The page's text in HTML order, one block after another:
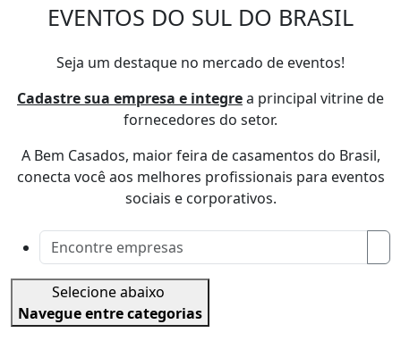
EVENTOS DO SUL DO BRASIL
Seja um destaque no mercado de eventos!
Cadastre sua empresa e integrea principal vitrine de
fornecedores do setor.
A Bem Casados, maior feira de casamentos do Brasil,
conecta você aos melhores profissionais para eventos
sociais e corporativos.
Selecione abaixo
Navegue entre categorias